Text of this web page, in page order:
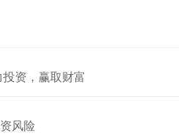
资，赢取财富
风险